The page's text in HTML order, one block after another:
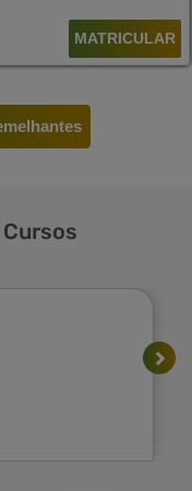
MATRICULAR